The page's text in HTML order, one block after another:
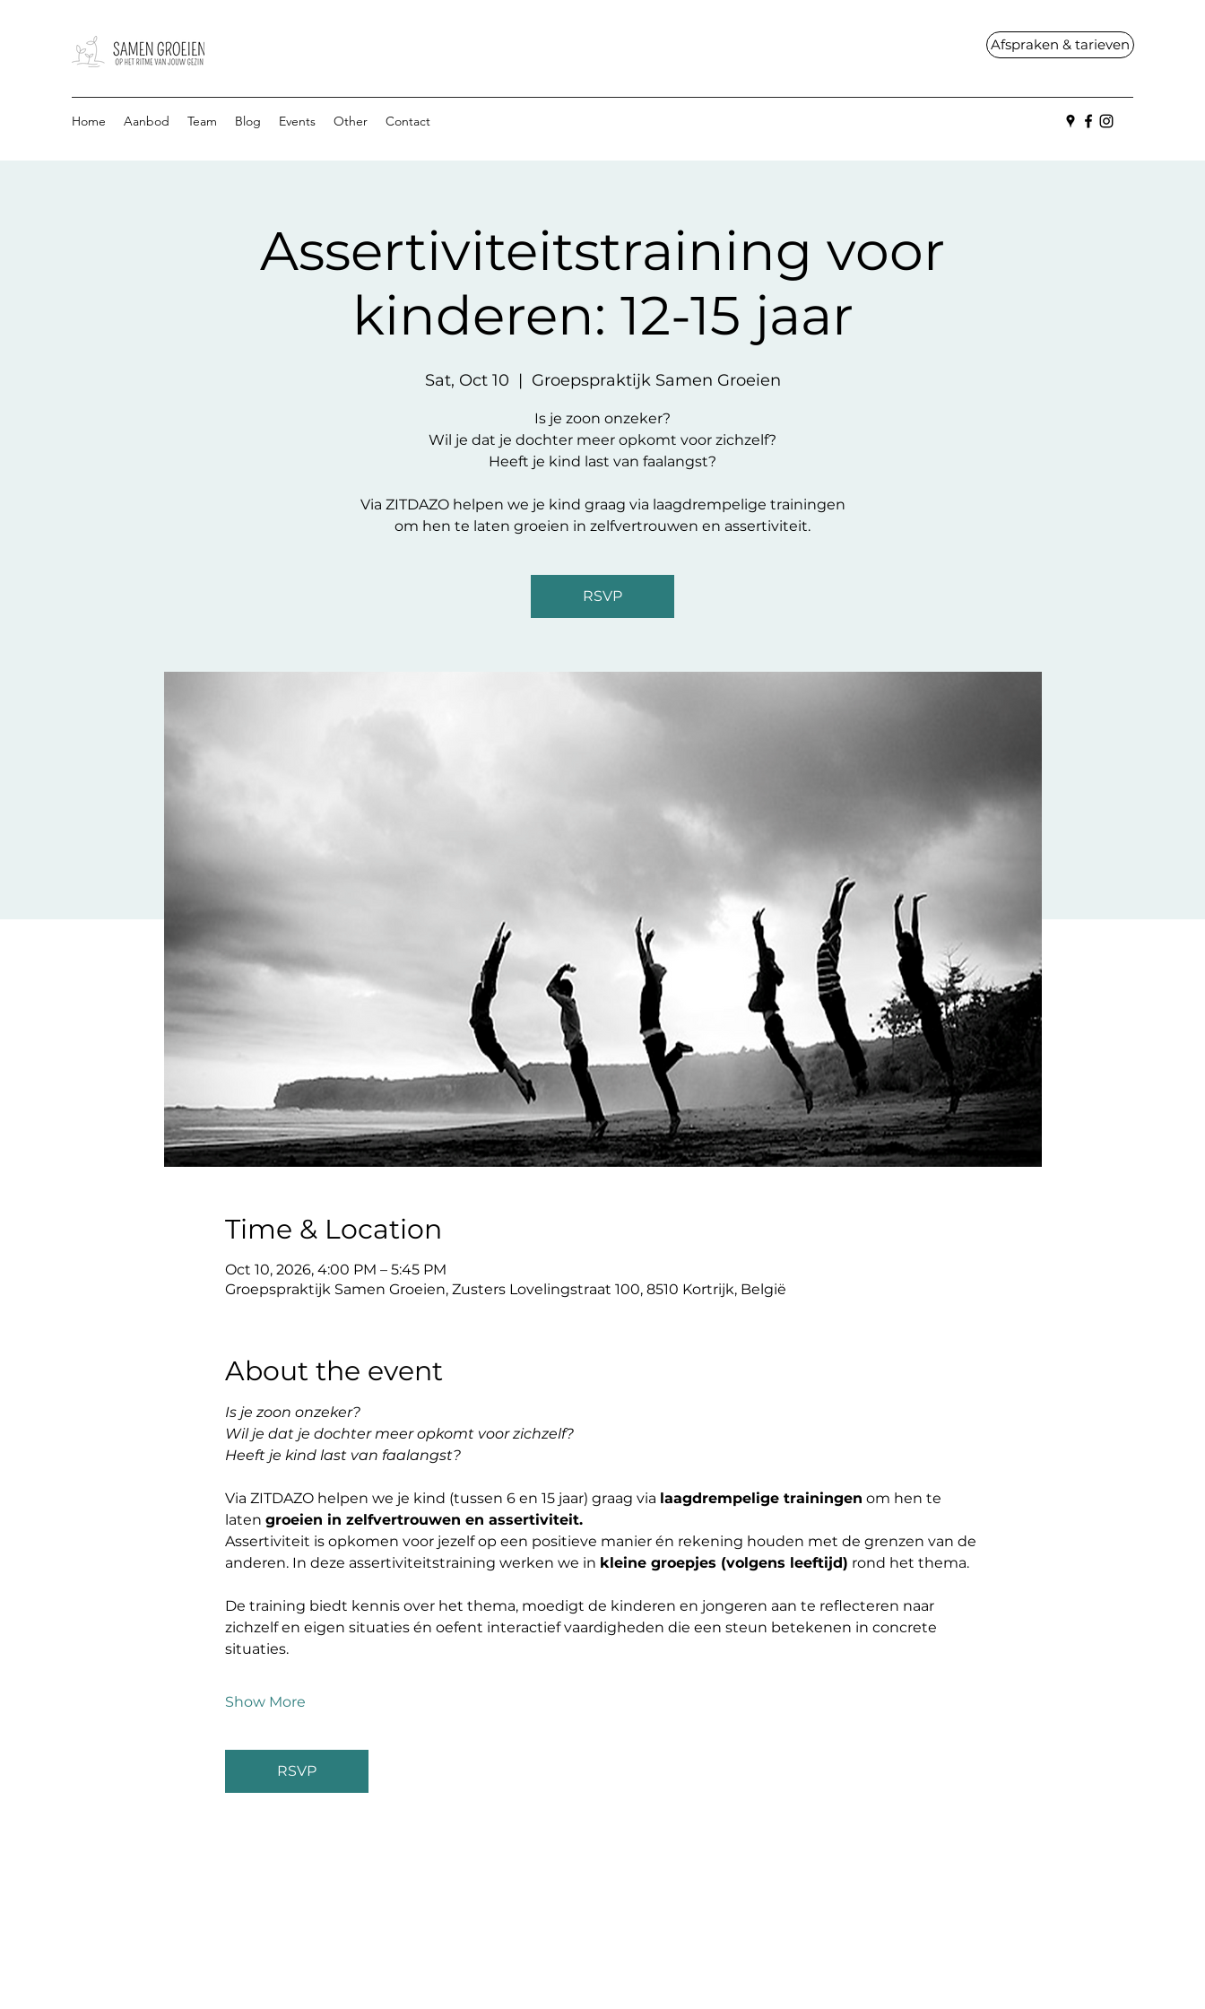
Afspraken & tarieven
Home Aanbod Team Blog Events Other Contact
Assertiviteitstraining voor
kinderen: 12-15 jaar
Sat, Oct 10
  |
Groepspraktijk Samen Groeien
Is je zoon onzeker?
Wil je dat je dochter meer opkomt voor zichzelf?
Heeft je kind last van faalangst?
Via ZITDAZO helpen we je kind graag via laagdrempelige trainingen
om hen te laten groeien in zelfvertrouwen en assertiviteit.
RSVP
Time & Location
Oct 10, 2026, 4:00 PM – 5:45 PM
Groepspraktijk Samen Groeien, Zusters Lovelingstraat 100, 8510 Kortrijk, België
About the event
Is je zoon onzeker?
Wil je dat je dochter meer opkomt voor zichzelf?
Heeft je kind last van faalangst?
Via ZITDAZO helpen we je kind (tussen 6 en 15 jaar) graag via laagdrempelige trainingen om hen te
laten groeien in zelfvertrouwen en assertiviteit.
Assertiviteit is opkomen voor jezelf op een positieve manier én rekening houden met de grenzen van de
anderen. In deze assertiviteitstraining werken we in kleine groepjes (volgens leeftijd) rond het thema.
De training biedt kennis over het thema, moedigt de kinderen en jongeren aan te reflecteren naar
zichzelf en eigen situaties én oefent interactief vaardigheden die een steun betekenen in concrete
situaties.
Show More
RSVP